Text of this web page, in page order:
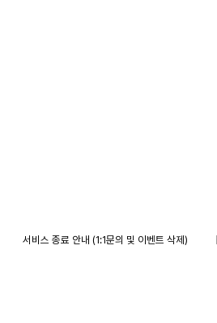
서비스 종료 안내 (1:1문의 및 이벤트 삭제)